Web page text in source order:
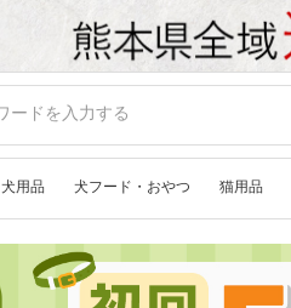
犬用品 犬フード・おやつ 猫用品